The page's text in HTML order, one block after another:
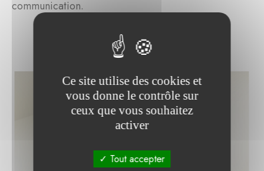
communication.
Ce site utilise des cookies et
vous donne le contrôle sur
ceux que vous souhaitez
activer
Tout accepter